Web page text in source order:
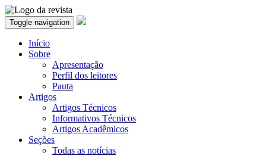
Toggle navigation
Início
Sobre
Apresentação
Perfil dos leitores
Pauta
Artigos
Artigos Técnicos
Informativos Técnicos
Artigos Acadêmicos
Seções
Todas as notícias